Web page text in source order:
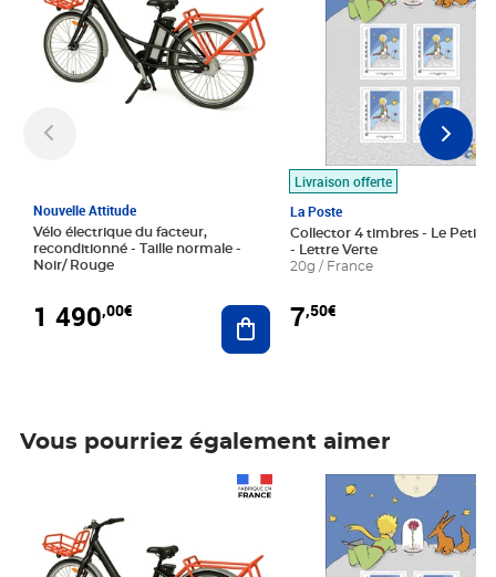
Nouvelle Attitude
Vélo électrique du facteur,
reconditionné - Taille normale -
Noir/ Rouge
1 490,00€ Ajouter au panier
Livraison offerte
La Poste
Collector 4 timbres - Le Petit
- Lettre Verte
20g / France
7,50€
Vous pourriez également aimer
Prix 7,50€